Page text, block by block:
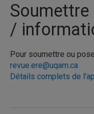
/
Pour soumettre ou
revue.ere@uqam.ca
Détails complets de